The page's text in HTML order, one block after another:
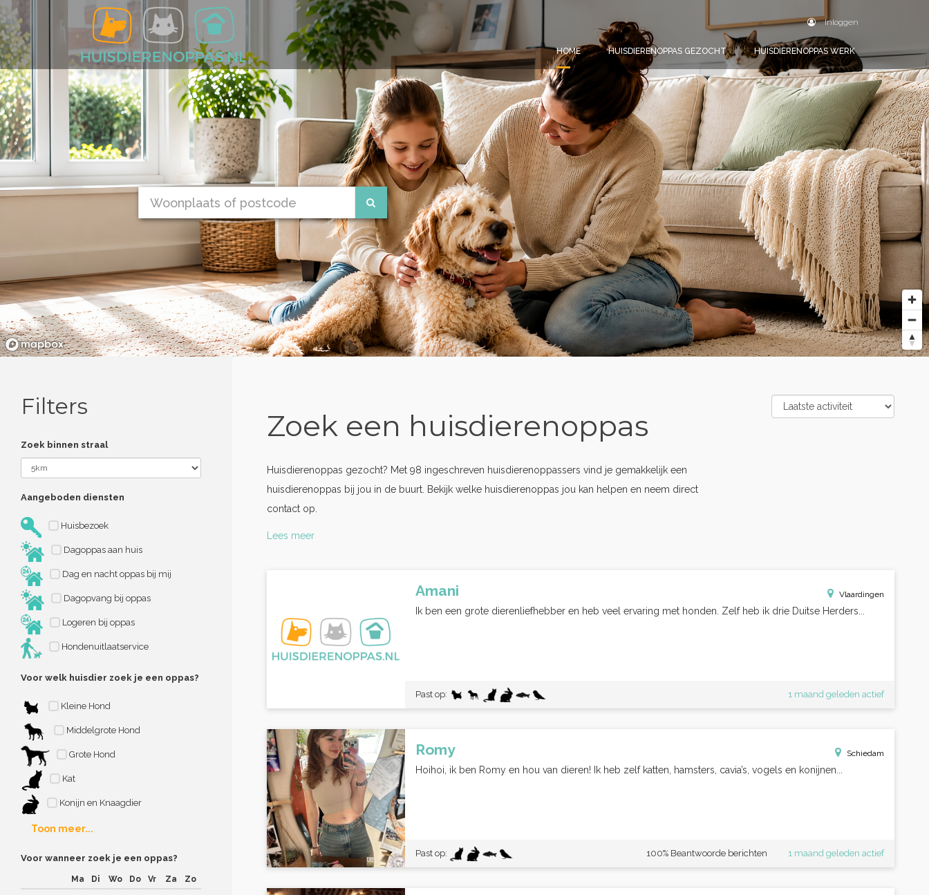
Inloggen
HOME HUISDIERENOPPAS GEZOCHT HUISDIERENOPPAS WERK
Filters
Zoek binnen straal
Aangeboden diensten
Huisbezoek
Dagoppas aan huis
Dag en nacht oppas bij mij
Dagopvang bij oppas
Logeren bij oppas
Hondenuitlaatservice
Voor welk huisdier zoek je een oppas?
Kleine Hond
Middelgrote Hond
Grote Hond
Kat
Konijn en Knaagdier
Toon meer...
Voor wanneer zoek je een oppas?
Ma Di Wo Do Vr Za Zo
Zoek een huisdierenoppas
Huisdierenoppas gezocht? Met 98 ingeschreven huisdierenoppassers vind je gemakkelijk een
huisdierenoppas bij jou in de buurt. Bekijk welke huisdierenoppas jou kan helpen en neem direct
contact op.
Lees meer
Amani Vlaardingen
Ik ben een grote dierenliefhebber en heb veel ervaring met honden. Zelf heb ik drie Duitse Herders...
Past op: 1 maand geleden actief
Romy Schiedam
Hoihoi, ik ben Romy en hou van dieren! Ik heb zelf katten, hamsters, cavia’s, vogels en konijnen...
Past op: 1 maand geleden actief
100% Beantwoorde berichten